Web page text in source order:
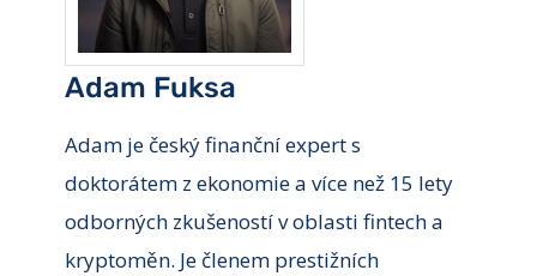
Adam Fuksa
Adam je český finanční expert s
doktorátem z ekonomie a více než 15 lety
odborných zkušeností v oblasti fintech a
kryptoměn. Je členem prestižních